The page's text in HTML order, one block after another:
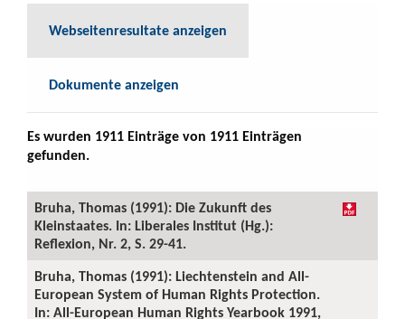
Webseitenresultate anzeigen
Dokumente anzeigen
Es wurden 1911 Einträge von 1911 Einträgen
gefunden.
Bruha, Thomas (1991): Die Zukunft des
Kleinstaates. In: Liberales Institut (Hg.):
Reflexion, Nr. 2, S. 29-41.
Bruha, Thomas (1991): Liechtenstein and All-
European System of Human Rights Protection.
In: All-European Human Rights Yearbook 1991,